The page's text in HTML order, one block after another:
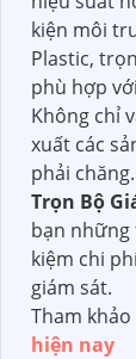
kiện môi
Plastic,
phù hợp
Không chỉ
xuất các
phải
Trọn Bộ
bạn những
kiệm chi
giám sát.
Tham
hiện nay